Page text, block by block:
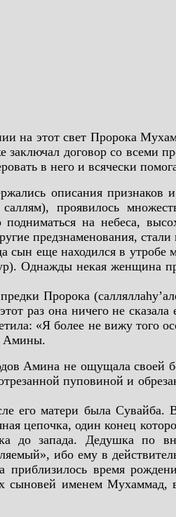
этот свет Пророка
договор со всеми
в него и всячески
описания признаков
проявилось
на небеса,
предзнаменования,
сын еще находился в
Однажды некая женщина
Пророка
раз она ничего не
«Я более не вижу того
Амины.
Амина не ощущала
пуповиной и
его матери была
цепочка, один конец
до запада. Дедушка по
ибо ему в
время
сыновей именем